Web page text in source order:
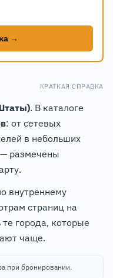
→
КРАТКАЯ СПРАВКА
. В каталоге
: от сетевых
в небольших
— размечены
внутреннему
страниц на
города, которые
чаще.
при бронировании.